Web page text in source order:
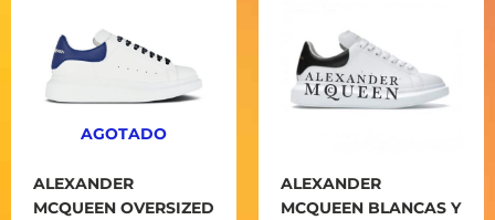
AGOTADO
ALEXANDER
MCQUEEN OVERSIZED
ALEXANDER
MCQUEEN BLANCAS Y